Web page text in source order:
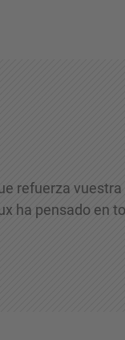
refuerza
ha pensado en